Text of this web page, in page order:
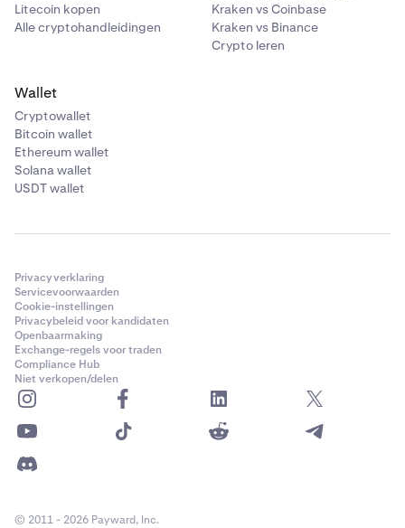
Litecoin kopen
Alle cryptohandleidingen
Kraken vs Coinbase
Kraken vs Binance
Crypto leren
Wallet
Cryptowallet
Bitcoin wallet
Ethereum wallet
Solana wallet
USDT wallet
Privacyverklaring
Servicevoorwaarden
Cookie-instellingen
Privacybeleid voor kandidaten
Openbaarmaking
Exchange-regels voor traden
Compliance Hub
Niet verkopen/delen
© 2011 - 2026 Payward, Inc.